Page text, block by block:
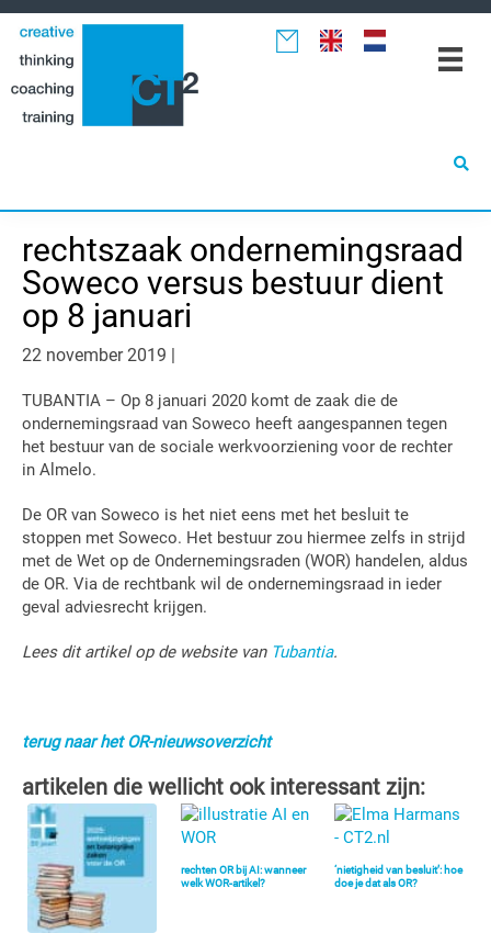
Spring
naar
hoofdnavigatie
Door
naar
Spring
naar
eerste
rechtszaak ondernemingsraad
Soweco versus bestuur dient
op 8 januari
22 november 2019
TUBANTIA – Op 8 januari 2020 komt de zaak die de
ondernemingsraad van Soweco heeft aangespannen tegen
het bestuur van de sociale werkvoorziening voor de rechter
in Almelo.
De OR van Soweco is het niet eens met het besluit te
stoppen met Soweco. Het bestuur zou hiermee zelfs in strijd
met de Wet op de Ondernemingsraden (WOR) handelen, aldus
de OR. Via de rechtbank wil de ondernemingsraad in ieder
geval adviesrecht krijgen.
Lees dit artikel op de website van Tubantia.
terug naar het OR-nieuwsoverzicht
artikelen die wellicht ook interessant zijn:
rechten OR bij AI: wanneer
welk WOR-artikel?
‘nietigheid van besluit’: hoe
doe je dat als OR?